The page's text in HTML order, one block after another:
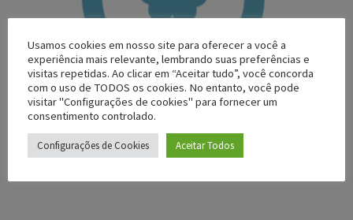
Usamos cookies em nosso site para oferecer a você a
experiência mais relevante, lembrando suas preferências e
visitas repetidas. Ao clicar em “Aceitar tudo”, você concorda
com o uso de TODOS os cookies. No entanto, você pode
visitar "Configurações de cookies" para fornecer um
consentimento controlado.
Configurações de Cookies Aceitar Todos